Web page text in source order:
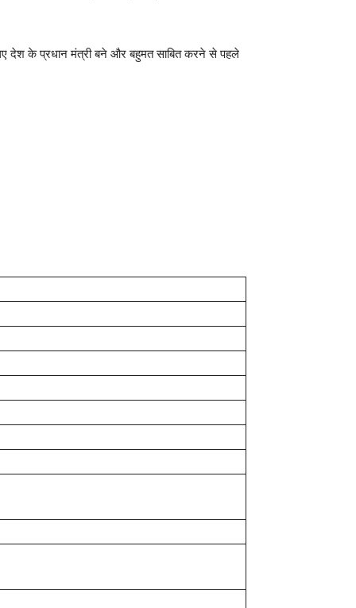
देश के प्रधान मंत्री बने और बहुमत साबित करने से पहले